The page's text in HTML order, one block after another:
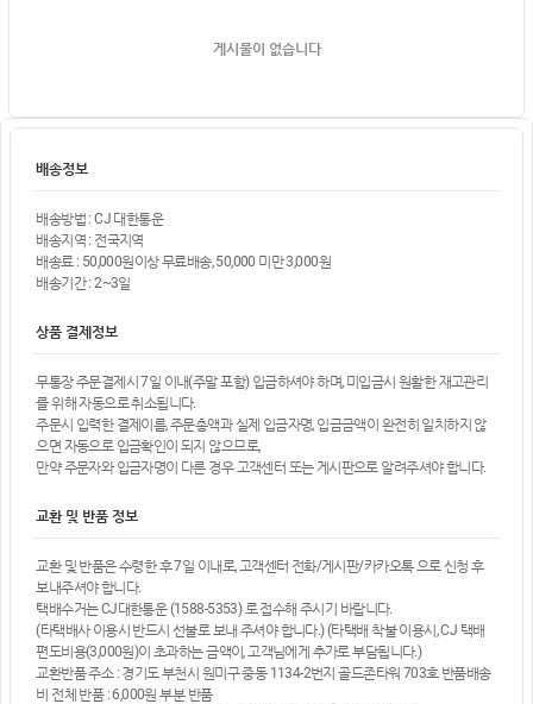
게시물이 없습니다
배송정보
배송방법 : CJ 대한통운
배송지역 : 전국지역
배송료 : 50,000원이상 무료배송, 50,000 미만 3,000원
배송기간 : 2~3일
상품 결제정보
무통장 주문결제시 7일 이내(주말 포함) 입금하셔야 하며, 미입금시 원활한 재고관리
를 위해 자동으로 취소됩니다.
주문시 입력한 결제이름, 주문총액과 실제 입금자명, 입금금액이 완전히 일치하지 않
으면 자동으로 입금확인이 되지 않으므로,
만약 주문자와 입금자명이 다른 경우 고객센터 또는 게시판으로 알려주셔야 합니다.
교환 및 반품 정보
교환 및 반품은 수령한 후 7일 이내로, 고객센터 전화/게시판/카카오톡 으로 신청 후
보내주셔야 합니다.
택배수거는 CJ대한통운 (1588-5353) 로 접수해 주시기 바랍니다.
(타택배사 이용시 반드시 선불로 보내 주셔야 합니다.) (타택배 착불 이용시, CJ 택배
편도비용(3,000원)이 초과하는 금액이, 고객님에게 추가로 부담됩니다.)
교환반품 주소 : 경기도 부천시 원미구 중동 1134-2번지 골드존타워 703호 반품배송
비 전체 반품 : 6,000원 부분 반품